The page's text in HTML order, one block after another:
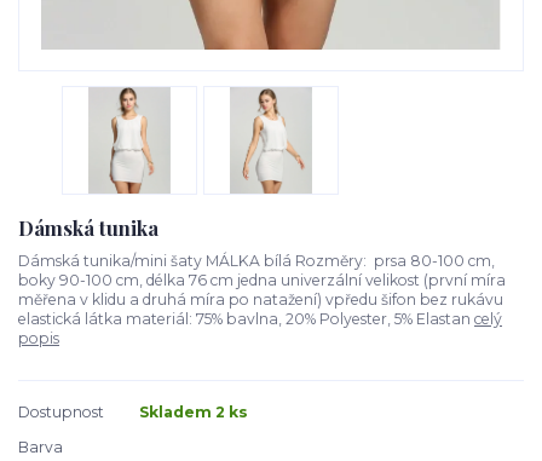
Dámská tunika
Dámská tunika/mini šaty MÁLKA bílá Rozměry: prsa 80-100 cm,
boky 90-100 cm, délka 76 cm jedna univerzální velikost (první míra
měřena v klidu a druhá míra po natažení) vpředu šifon bez rukávu
elastická látka materiál: 75% bavlna, 20% Polyester, 5% Elastan celý
popis
Dostupnost
Skladem 2 ks
Barva